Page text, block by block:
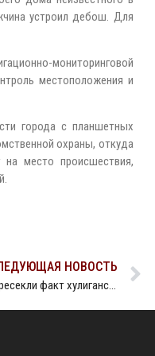
устроил дебош. Для
мониторинговой
местоположения и
города с планшетных
охраны, откуда
место происшествия,
НОВОСТЬ
В Каменске-Уральском росгвардейцы пресекли факт хулиганства в отношении медицинских работников